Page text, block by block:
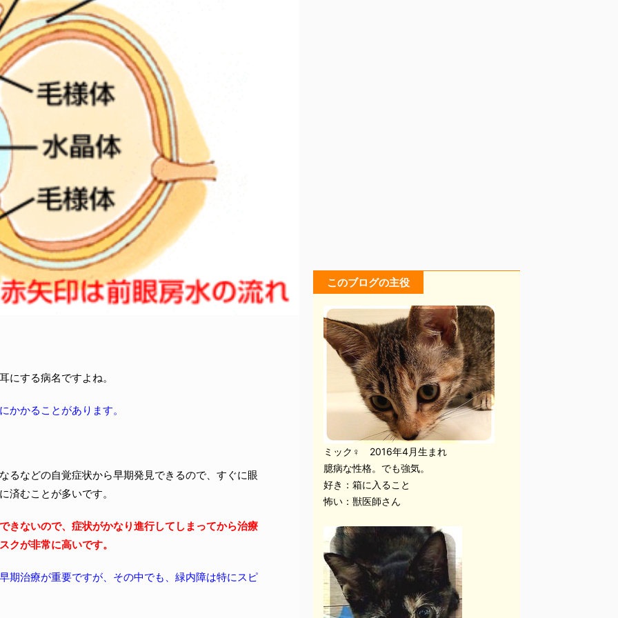
にする病名ですよね。
かかることがあります。
るなどの自覚症状から早期発見できるので、すぐに眼
済むことが多いです。
きないので、症状がかなり進行してしまってから治療
クが非常に高いです。
期治療が重要ですが、その中でも、緑内障は特にスピ
このブログの主役
ミック♀ 2016年4月生まれ
臆病な性格。でも強気。
好き：箱に入ること
怖い：獣医師さん